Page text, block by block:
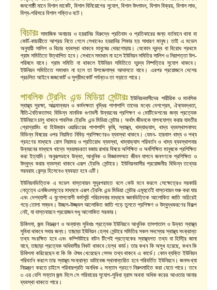
জনগোষ্ঠী মানে বিশাল মার্কেট, বিশাল বিনিয়োগের সুযোগ, বিশাল উৎপাদন, বিশাল বিক্রয়, বিশাল লাভ,
বিশ্ব-পরিসরে বিশাল শক্তিও বটে।
বিচারঃ সামাজিক অনাচার ও হয়রানির বিরুদ্ধে প্রতিবাদ ও প্রতিকারের জন্য বর্তমানে থানা বা
কোর্ট-কাচারীতে আশ্রয় নিতে গেলে সেখানেও হয়রানির শিকার হয় সাধারণ মানুষ। তাই এ মডেল
অনুযায়ী সালিশ ও বিচার ব্যবস্থা থাকবে মানুষের দোরগোড়ায়। যেকোন দ্বন্দ্ব বা বিরোধ প্রথমে
গ্রাম সমিতিতে উত্থাপিত হবে। সেখানে সমাধান না হলে ইউনিয়ন সমিতির সালিশ ও নিরাপত্তা উপ-
পরিষদে যাবে। গ্রাম সমিতি না থাকলে ইউনিয়ন সমিতিতে দ্বন্দ্ব নিষ্পত্তির সুযোগ থাকবে।
ইউনিয়ন সমিতিতে সমাধান না হলে তা উপজেলাস্থ আদালতে যাবে। এরপর প্রয়োজনে দেশের
প্রচলিত আইনে জজকোর্ট ও সুপ্রীমকোর্ট পর্যন্তও তা গড়াতে পারে।
পাবলিক ট্রেনিং এন্ড মিডিয়া সেন্টারঃ ইউনিয়নবাসীদের শারীরিক ও মানসিক
স্বাস্থ্য সুরক্ষা, আত্মোন্নয়ন ও কর্মদক্ষতা বৃদ্ধির পাশাপাশি তাদের মধ্যে দেশপ্রেম, ঐক্যবদ্ধতা,
নীতি-নৈতিকতাসহ বিভিন্ন মানবিক গুণাবলী উন্নয়নের প্রশিক্ষণ ও মোটিভেশনের জন্য প্রত্যেক
ইউনিয়নে চালু থাকবে পাবলিক ট্রেনিং এন্ড মিডিয়া সেন্টার। অর্থাৎ জীবনকে যাপনযোগ্য করার যাবতীয়
প্রোগ্রামিং বা হিউম্যান ওয়ারিংয়ের পাশাপাশি কৃষি, স্বাস্থ্য, খাদ্যাভ্যাস, খাদ্য ব্যবস্থাপনাসহ
বিভিন্ন বিষয়ের ওপর নিয়মিত নিবিড় প্রশিক্ষণেরও ব্যবস্থা থাকবে। যেমন- হারবাল খাদ্য ও পথ্য
গ্রহণের মাধ্যমে রোগ নিরাময় ও প্রতিরোধ ব্যবস্থা, খাদ্যাভ্যাস পরিবর্তন ও খাদ্য ব্যবস্থাপনার
উন্নয়নের মাধ্যমে খাদ্যে স্বয়ম্ভরতা বজায় রাখার বিষয়ে অশিক্ষিত ও অর্ধশিক্ষিত মানুষকে প্রশিক্ষিত
করা ইত্যাদি। অনুরূপভাবে উন্নত, আধুনিক ও বিজ্ঞানসম্মত জীবন যাপনে জনগণকে প্রশিক্ষিত ও
উদ্বুদ্ধ করার ব্যবস্থা থাকবে এরূপ ট্রেনিং সেন্টারে। ইউনিয়নবাসীর প্রয়োজনীয় বিভিন্ন তথ্যের
সরবরাহ কেন্দ্র হিসেবেও ব্যবহৃত হবে এটি।
ইউনিয়নভিত্তিক এ মডেল বাস্তবায়ন সুদূরপরাহত বলে কেউ মনে করলে সেক্ষেত্রেও সরকারি
নেতৃত্বে এনজিওসমূহের মাধ্যমে এরূপ ট্রেনিং এন্ড মিডিয়া সেন্টার এমূহুর্তেই বাস্তবায়ন শুরু করা যায়
এবং দেশব্যাপী এ যুগোপযোগী কর্মসূচি পরিচালনার মাধ্যমে জ্ঞানভিত্তিক আলোকিত জাতি অচিরেই
গড়ে তোলা সম্ভব। উচ্ছল-উজ্জ্বল আলোকিত জাতি গড়ে তুলতে প্রশিক্ষণ ও উদ্বুদ্ধকরণের বিকল্প
নেই, যা বাস্তবায়নে প্রয়োজন শুধু আলোকিত সরকার।
চিকিৎসা, জন্ম নিয়ন্ত্রণ ও অন্যান্য সুবিধাঃ প্রত্যেক ইউনিয়নে আধুনিক হাসপাতাল ও উন্নত স্বাস্থ্য
সুবিধা থাকবে সবার জন্য। তাছাড়া ইউনিয়ন হেল্থ সেন্টারে সমিতির সকল সদস্যের স্বাস্থ্য সংক্রান্ত
তথ্য সংরক্ষিত হবে এবং কম্পিউটারে বাটন টিপেই প্রত্যেকের স্বাস্থ্যগত তথ্য বা হিস্ট্রি জানা
যাবে, তাছাড়া প্রত্যেক অধিবাসীর নিকট থাকবে হেল্থ কার্ড। তার কখন কি অসুখ হয়েছে, কখন কি
চিকিৎসা করিয়েছেন বা কি কি ঔষধ খেয়েছেন সেসব তথ্য থাকবে এ কার্ডে। কোন ব্যক্তি ইউনিয়ন
পরিবর্তন করলে তার স্বাস্থ্য সংক্রান্ত ডাটাবেজ স্থানান্তরিত হবে পরিবর্তিত ইউনিয়নে। জনসংখ্যা
নিয়ন্ত্রণ করতে চাইলে পরিবারপ্রতি অনধিক ২ সন্তান গ্রহণে নিরুৎসাহিত করা যেতে পারে। তবে
৩ এর বেশি সন্তান জন্ম দিলে সে পরিবারের সুযোগ-সুবিধা হ্রাস অথবা অধিক করের আওতায় আনার
ব্যবস্থা থাকতে পারে।